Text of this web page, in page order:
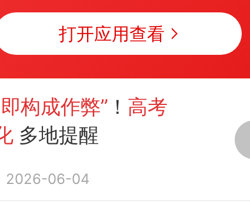
打开应用查看
构成作弊” ！ 高考
多地提醒
2026-06-04